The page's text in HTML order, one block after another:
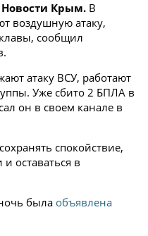
Крым. В
воздушную атаку,
сообщил
атаку ВСУ, работают
Уже сбито 2 БПЛА в
он в своем канале в
спокойствие,
оставаться в
была объявлена